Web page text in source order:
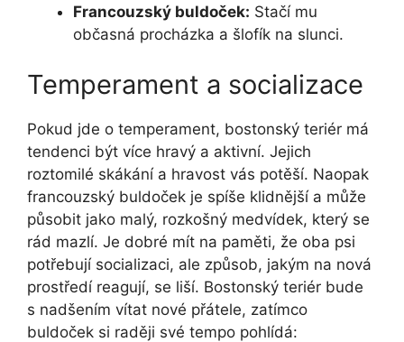
Francouzský buldoček: Stačí mu
občasná procházka a šlofík na slunci.
Temperament a socializace
Pokud jde o ⁤temperament, bostonský teriér má
tendenci​ být více hravý a aktivní. Jejich
roztomilé‌ skákání a⁤ hravost vás potěší. Naopak
francouzský buldoček je spíše klidnější a může
působit jako‌ malý, rozkošný ⁣medvídek, který se
rád mazlí. Je dobré mít na paměti,⁣ že oba psi
potřebují​ socializaci, ale způsob, jakým na nová
‍prostředí​ reagují, se liší. Bostonský teriér bude
s nadšením vítat nové přátele, ⁤zatímco
buldoček si raději své tempo pohlídá: